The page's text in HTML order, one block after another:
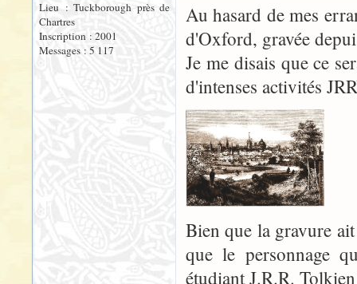
Lieu : Tuckborough près de
Chartres
Inscription : 2001
Messages : 5 117
Au hasard de mes
d'Oxford, gravée
Je me disais que ce
d'intenses activités
Bien que la gravure
que le personnage
étudiant J.R.R.